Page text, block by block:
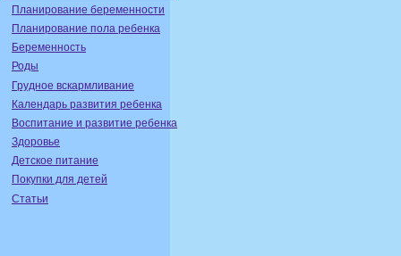
Планирование беременности
Планирование пола ребенка
Беременность
Роды
Грудное вскармливание
Календарь развития ребенка
Воспитание и развитие ребенка
Здоровье
Детское питание
Покупки для детей
Статьи